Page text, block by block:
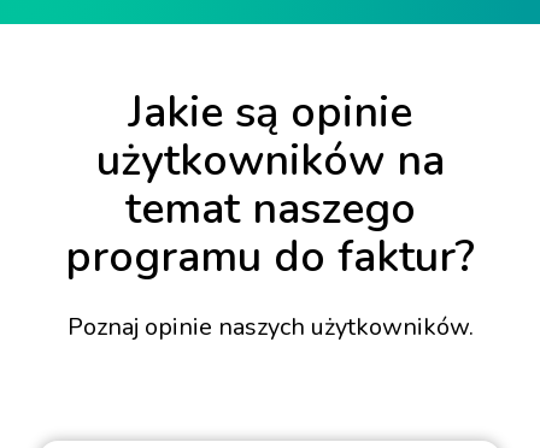
Jakie są opinie
użytkowników na
temat naszego
programu do faktur?
Poznaj opinie naszych użytkowników.